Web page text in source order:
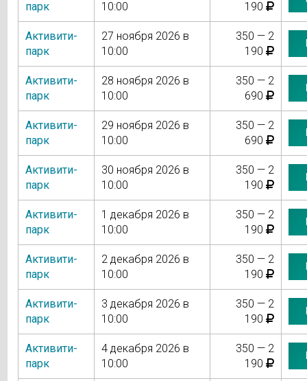
парк
10:00
190
Активити-
парк
27 ноября 2026 в
10:00
350 — 2
190
Активити-
парк
28 ноября 2026 в
10:00
350 — 2
690
Активити-
парк
29 ноября 2026 в
10:00
350 — 2
690
Активити-
парк
30 ноября 2026 в
10:00
350 — 2
190
Активити-
парк
1 декабря 2026 в
10:00
350 — 2
190
Активити-
парк
2 декабря 2026 в
10:00
350 — 2
190
Активити-
парк
3 декабря 2026 в
10:00
350 — 2
190
Активити-
парк
4 декабря 2026 в
10:00
350 — 2
190